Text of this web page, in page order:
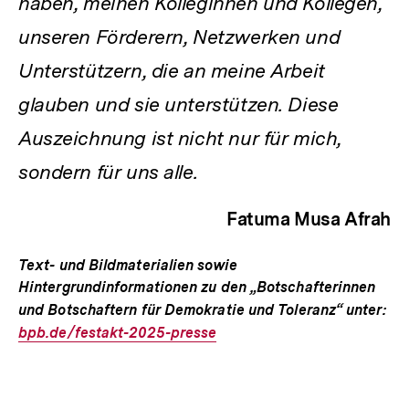
unseren Förderern, Netzwerken und
Unterstützern, die an meine Arbeit
glauben und sie unterstützen. Diese
Auszeichnung ist nicht nur für mich,
sondern für uns alle.
Fatuma Musa Afrah
Text- und Bildmaterialien sowie
Hintergrundinformationen zu den „Botschafterinnen
und Botschaftern für Demokratie und Toleranz“ unter:
bpb.de/festakt-2025-presse